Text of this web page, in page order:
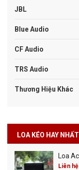
JBL
Blue Audio
CF Audio
TRS Audio
Thương Hiệu Khác
LOA KÉO HAY NHẤT
Loa
Liên hệ